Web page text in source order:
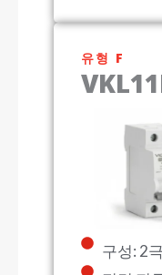
유형 F
구성: 2